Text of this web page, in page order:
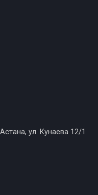
ул. Кунаева 12/1